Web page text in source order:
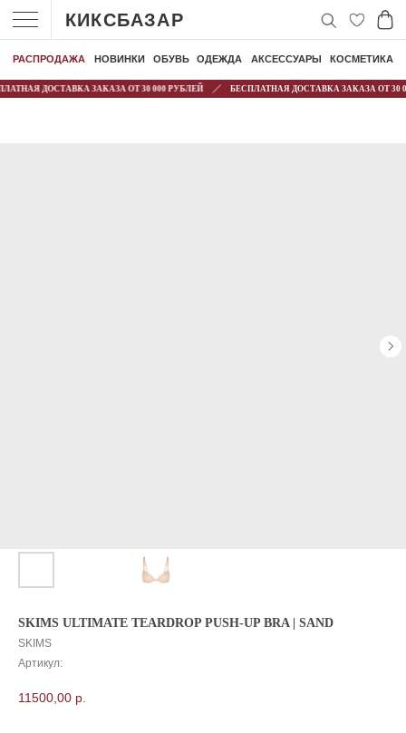
ДОСТАВКА ЗАКАЗА ОТ 30 000 РУБЛЕЙ БЕСПЛАТНАЯ ДОСТАВКА ЗАКАЗА ОТ 30 000
НОВИНКИ
РАСПРОДАЖА ОБУВЬ ОДЕЖДА АКСЕССУАРЫ КОСМЕТИКА
КИКСБАЗАР
SKIMS ULTIMATE TEARDROP PUSH-UP BRA | SAND
SKIMS
Артикул:
11500,00 р.